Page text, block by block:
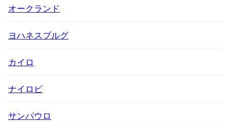
オークランド
ヨハネスブルグ
カイロ
ナイロビ
サンパウロ